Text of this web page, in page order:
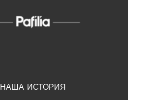
НАША ИСТОРИЯ